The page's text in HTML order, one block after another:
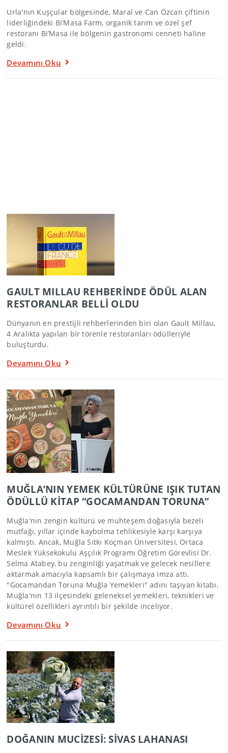
Urla'nın Kuşçular bölgesinde, Maral ve Can Özcan çiftinin
liderliğindeki Bi’Masa Farm, organik tarım ve özel şef
restoranı Bi’Masa ile bölgenin gastronomi cenneti haline
geldi.
Devamını Oku
GAULT MILLAU REHBERİNDE ÖDÜL ALAN
RESTORANLAR BELLİ OLDU
Dünyanın en prestijli rehberlerinden biri olan Gault Millau,
4 Aralıkta yapılan bir törenle restoranları ödülleriyle
buluşturdu.
Devamını Oku
MUĞLA’NIN YEMEK KÜLTÜRÜNE IŞIK TUTAN
ÖDÜLLÜ KİTAP “GOCAMANDAN TORUNA”
Muğla'nın zengin kültürü ve muhteşem doğasıyla bezeli
mutfağı, yıllar içinde kaybolma tehlikesiyle karşı karşıya
kalmıştı. Ancak, Muğla Sıtkı Koçman Üniversitesi, Ortaca
Meslek Yüksekokulu Aşçılık Programı Öğretim Görevlisi Dr.
Selma Atabey, bu zenginliği yaşatmak ve gelecek nesillere
aktarmak amacıyla kapsamlı bir çalışmaya imza attı.
"Gocamandan Toruna Muğla Yemekleri" adını taşıyan kitabı,
Muğla'nın 13 ilçesindeki geleneksel yemekleri, teknikleri ve
kültürel özellikleri ayrıntılı bir şekilde inceliyor.
Devamını Oku
DOĞANIN MUCİZESİ: SİVAS LAHANASI